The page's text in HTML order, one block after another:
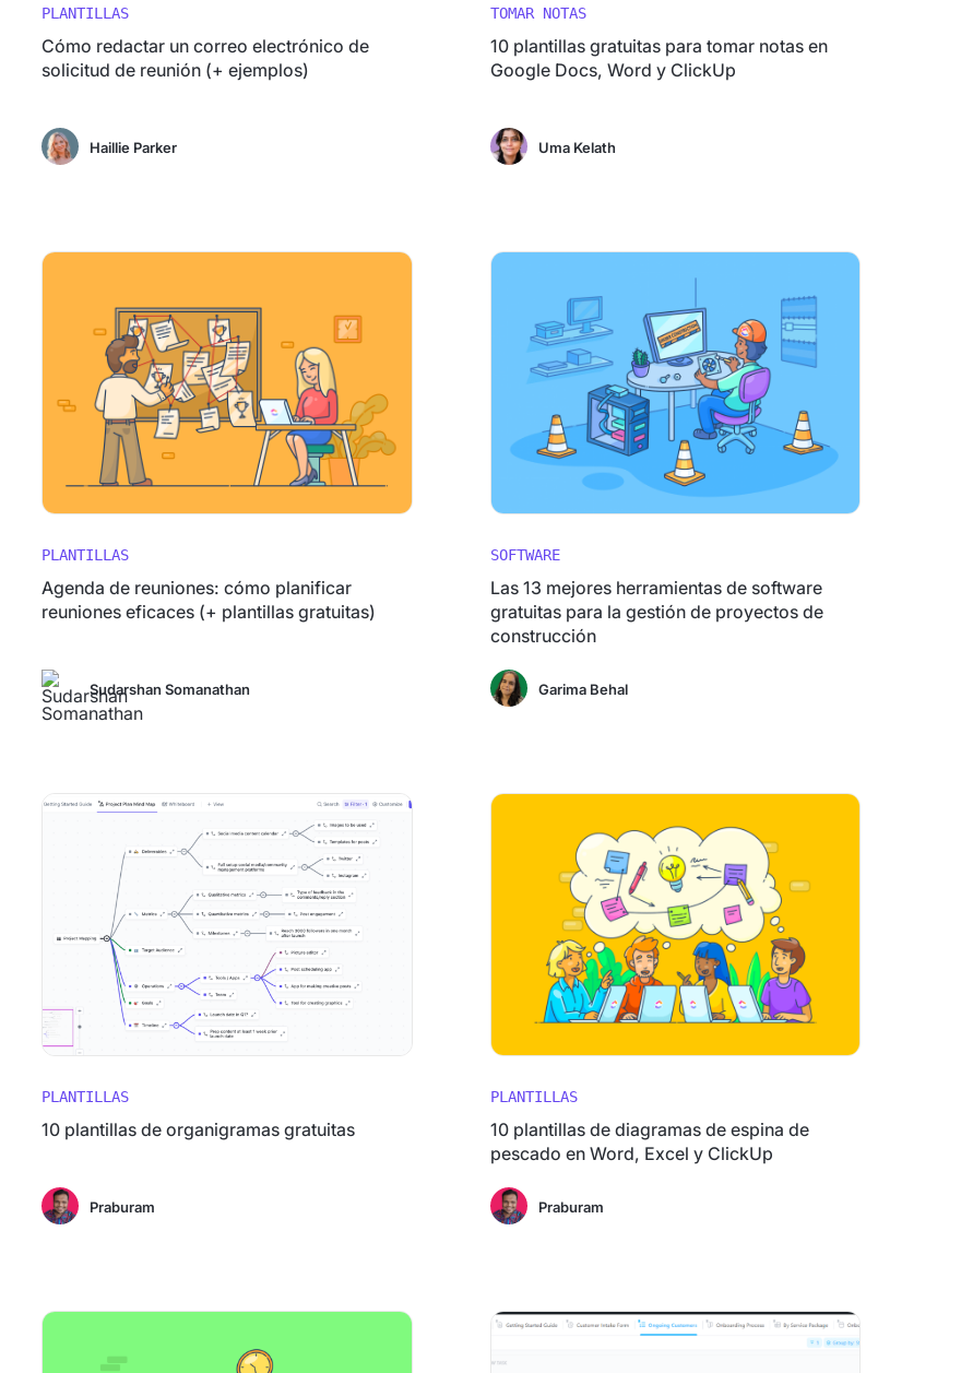
PLANTILLAS
Cómo redactar un correo electrónico de
solicitud de reunión (+ ejemplos)
Haillie Parker
TOMAR NOTAS
10 plantillas gratuitas para tomar notas en
Google Docs, Word y ClickUp
Uma Kelath
PLANTILLAS
Agenda de reuniones: cómo planificar
reuniones eficaces (+ plantillas gratuitas)
Sudarshan Somanathan
SOFTWARE
Las 13 mejores herramientas de software
gratuitas para la gestión de proyectos de
construcción
Garima Behal
PLANTILLAS
10 plantillas de organigramas gratuitas
Praburam
PLANTILLAS
10 plantillas de diagramas de espina de
pescado en Word, Excel y ClickUp
Praburam